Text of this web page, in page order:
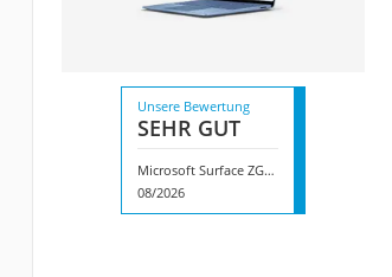
Unsere Bewertung
SEHR GUT
Microsoft Surface ‎ZGP-00065
08/2026